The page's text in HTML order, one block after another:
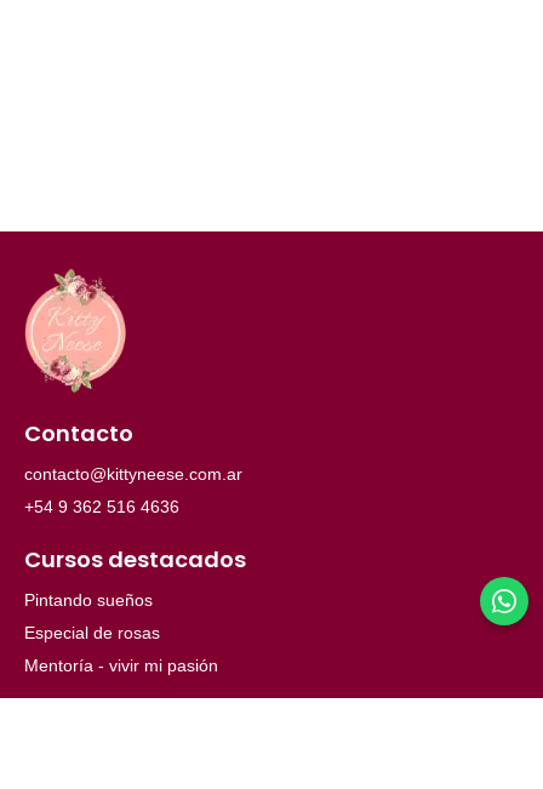
Contacto
contacto@kittyneese.com.ar
+54 9 362 516 4636
Cursos destacados
Pintando sueños
Especial de rosas
Mentoría - vivir mi pasión